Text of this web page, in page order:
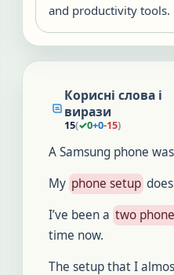
and productivity tools.
Корисні слова і
вирази
15(✓0+0-15)
A Samsung phone
My phone setup
I’ve been a two
time now.
The setup that I